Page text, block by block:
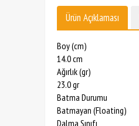
Ürün Açıklaması
Boy (cm)
14.0 cm
Ağırlık (gr)
23.0 gr
Batma Durumu
Batmayan (Floating)
Dalma Sınıfı